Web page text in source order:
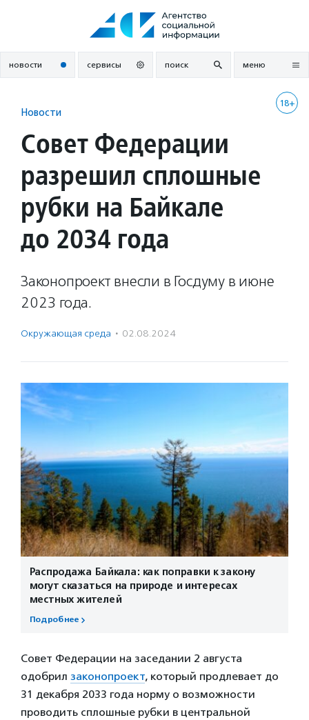
новости сервисы поиск меню
18+
Новости
Совет Федерации
разрешил сплошные
рубки на Байкале
до 2034 года
Законопроект внесли в Госдуму в июне
2023 года.
Окружающая среда · 02.08.2024
Распродажа Байкала: как поправки к закону
могут сказаться на природе и интересах
местных жителей
Подробнее
Совет Федерации на заседании 2 августа
одобрил законопроект, который продлевает до
31 декабря 2033 года норму о возможности
проводить сплошные рубки в центральной